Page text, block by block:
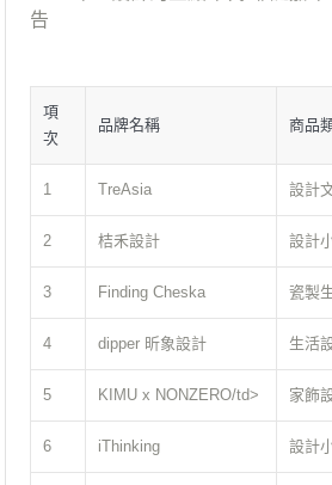
告
項
次
品牌名稱 商品
1 TreAsia 設計
2 桔禾設計 設計
3 Finding Cheska 瓷製
4 dipper 昕象設計 生活
5 KIMU x NONZERO/td> 家飾
6 iThinking 設計